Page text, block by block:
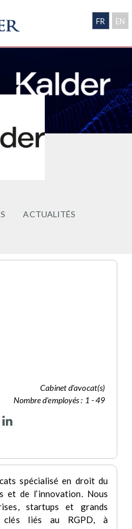
FR EN
ACTUALITÉS
Cabinet d’avocat(s)
Nombre d'employés : 1 - 49
spécialisé en droit du
et de l’innovation. Nous
startups et grands
clés liés au RGPD, à